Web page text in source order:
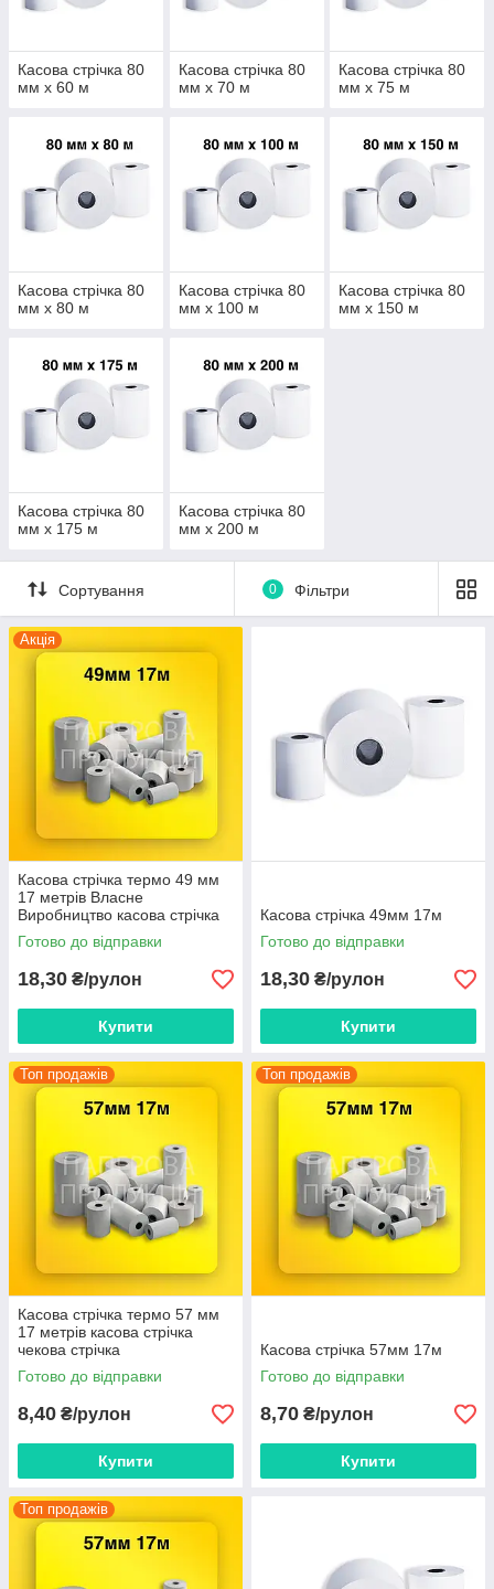
Касова стрічка 80
мм х 60 м
Касова стрічка 80
мм х 70 м
Касова стрічка 80
мм х 75 м
Касова стрічка 80
мм х 80 м
Касова стрічка 80
мм х 100 м
Касова стрічка 80
мм х 150 м
Касова стрічка 80
мм х 175 м
Касова стрічка 80
мм х 200 м
Сортування 0 Фільтри
Акція
Касова стрічка термо 49 мм
17 метрів Власне
Виробництво касова стрічка
чекова стрічка
Готово до відправки
18,30 ₴/рулон
Купити
Касова стрічка 49мм 17м
Готово до відправки
18,30 ₴/рулон
Купити
Топ продажів
Касова стрічка термо 57 мм
17 метрів касова стрічка
чекова стрічка
Готово до відправки
8,40 ₴/рулон
Купити
Топ продажів
Касова стрічка 57мм 17м
Готово до відправки
8,70 ₴/рулон
Купити
Топ продажів